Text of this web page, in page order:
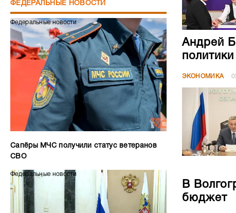
ФЕДЕРАЛЬНЫЕ НОВОСТИ
Федеральные новости
Сапёры МЧС получили статус ветеранов
СВО
Федеральные новости
Андрей
ЭКОНОМИКА
В
бюджет